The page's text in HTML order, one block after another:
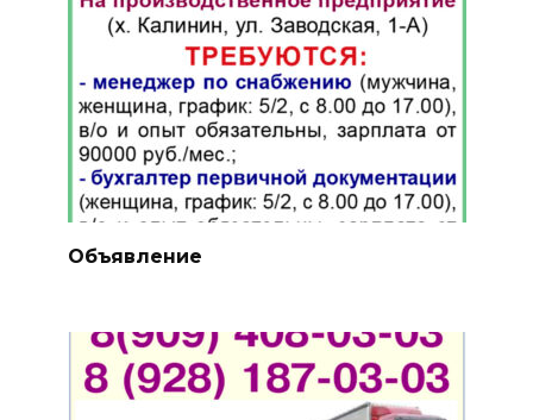
Объявление